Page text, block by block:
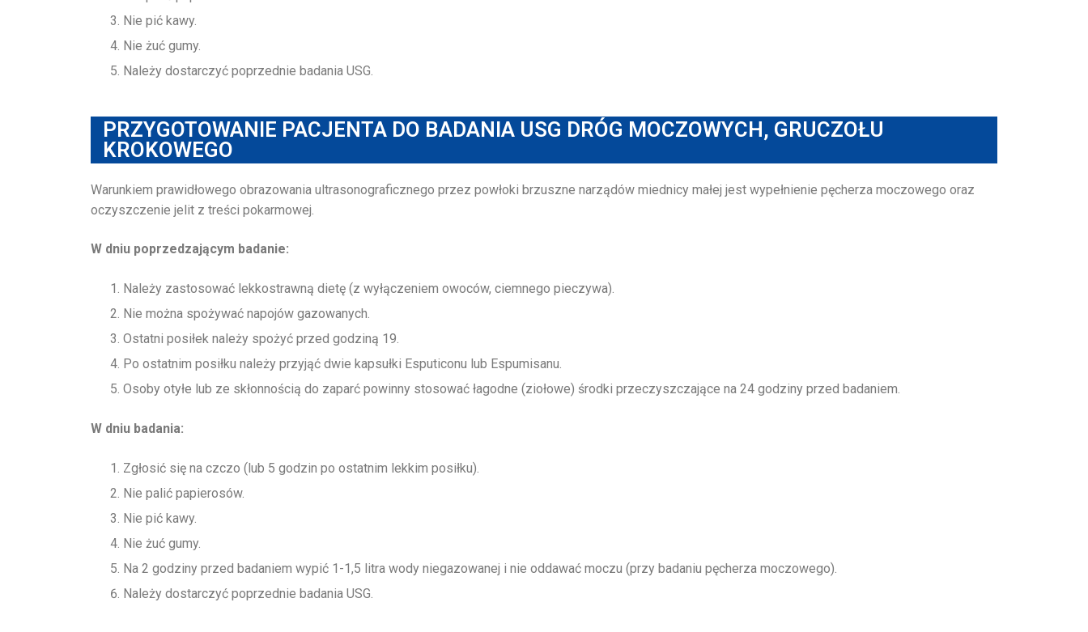
Nie pić kawy.
Nie żuć gumy.
Należy dostarczyć poprzednie badania USG.
PRZYGOTOWANIE PACJENTA DO BADANIA USG DRÓG MOCZOWYCH, GRUCZOŁU
KROKOWEGO
Warunkiem prawidłowego obrazowania ultrasonograficznego przez powłoki brzuszne narządów miednicy małej jest wypełnienie pęcherza moczowego oraz
oczyszczenie jelit z treści pokarmowej.
W dniu poprzedzającym badanie:
Należy zastosować lekkostrawną dietę (z wyłączeniem owoców, ciemnego pieczywa).
Nie można spożywać napojów gazowanych.
Ostatni posiłek należy spożyć przed godziną 19.
Po ostatnim posiłku należy przyjąć dwie kapsułki Esputiconu lub Espumisanu.
Osoby otyłe lub ze skłonnością do zaparć powinny stosować łagodne (ziołowe) środki przeczyszczające na 24 godziny przed badaniem.
W dniu badania:
Zgłosić się na czczo (lub 5 godzin po ostatnim lekkim posiłku).
Nie palić papierosów.
Nie pić kawy.
Nie żuć gumy.
Na 2 godziny przed badaniem wypić 1-1,5 litra wody niegazowanej i nie oddawać moczu (przy badaniu pęcherza moczowego).
Należy dostarczyć poprzednie badania USG.